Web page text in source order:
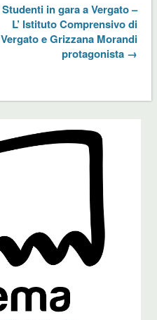
Studenti in gara a Vergato –
L’ Istituto Comprensivo di
Vergato e Grizzana Morandi
protagonista →